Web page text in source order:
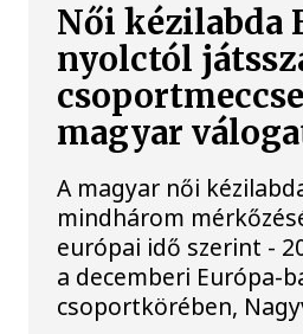
Női kézilabda
nyolctól
magyar
A magyar női
mindhárom
európai idő szerint -
a decemberi Európa-
csoportkörében,